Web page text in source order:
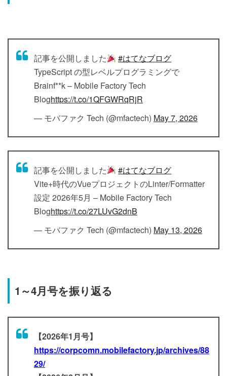
記事を公開しました
#はてなブログ
TypeScript の型レベルプログラミングで
Brainf**k – Mobile Factory Tech
Bloghttps://t.co/1QFGWRqRjR
— モバファク Tech (@mfactech) May 7, 2026
記事を公開しました
#はてなブログ
Vite+時代のVueプロジェクトのLinter/Formatter
設定 2026年5月 – Mobile Factory Tech
Bloghttps://t.co/27LUvG2dnB
— モバファク Tech (@mfactech) May 13, 2026
1～4月号を振り返る
【2026年1月号】
https://corpcomn.mobilefactory.jp/archives/88
29/